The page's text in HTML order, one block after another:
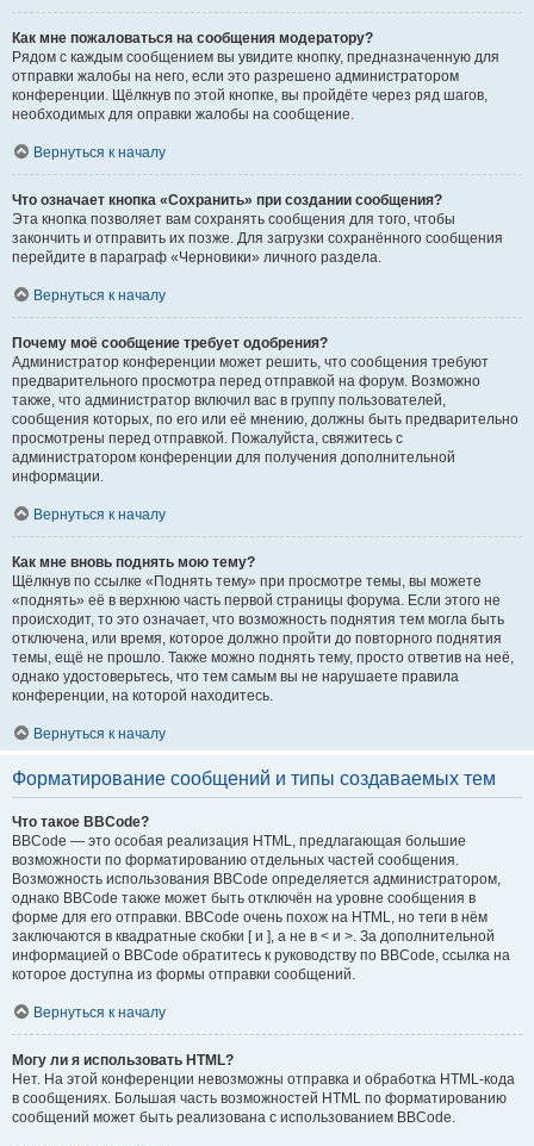
Как мне пожаловаться на сообщения модератору?
Рядом с каждым сообщением вы увидите кнопку, предназначенную для
отправки жалобы на него, если это разрешено администратором
конференции. Щёлкнув по этой кнопке, вы пройдёте через ряд шагов,
необходимых для оправки жалобы на сообщение.
Вернуться к началу
Что означает кнопка «Сохранить» при создании сообщения?
Эта кнопка позволяет вам сохранять сообщения для того, чтобы
закончить и отправить их позже. Для загрузки сохранённого сообщения
перейдите в параграф «Черновики» личного раздела.
Вернуться к началу
Почему моё сообщение требует одобрения?
Администратор конференции может решить, что сообщения требуют
предварительного просмотра перед отправкой на форум. Возможно
также, что администратор включил вас в группу пользователей,
сообщения которых, по его или её мнению, должны быть предварительно
просмотрены перед отправкой. Пожалуйста, свяжитесь с
администратором конференции для получения дополнительной
информации.
Вернуться к началу
Как мне вновь поднять мою тему?
Щёлкнув по ссылке «Поднять тему» при просмотре темы, вы можете
«поднять» её в верхнюю часть первой страницы форума. Если этого не
происходит, то это означает, что возможность поднятия тем могла быть
отключена, или время, которое должно пройти до повторного поднятия
темы, ещё не прошло. Также можно поднять тему, просто ответив на неё,
однако удостоверьтесь, что тем самым вы не нарушаете правила
конференции, на которой находитесь.
Вернуться к началу
Форматирование сообщений и типы создаваемых тем
Что такое BBCode?
BBCode — это особая реализация HTML, предлагающая большие
возможности по форматированию отдельных частей сообщения.
Возможность использования BBCode определяется администратором,
однако BBCode также может быть отключён на уровне сообщения в
форме для его отправки. BBCode очень похож на HTML, но теги в нём
заключаются в квадратные скобки [ и ], а не в < и >. За дополнительной
информацией о BBCode обратитесь к руководству по BBCode, ссылка на
которое доступна из формы отправки сообщений.
Вернуться к началу
Могу ли я использовать HTML?
Нет. На этой конференции невозможны отправка и обработка HTML-кода
в сообщениях. Большая часть возможностей HTML по форматированию
сообщений может быть реализована с использованием BBCode.